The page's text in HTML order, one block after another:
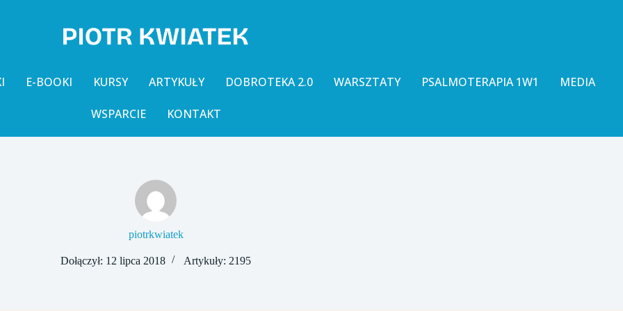
E-BOOKI KURSY ARTYKUŁY DOBROTEKA 2.0 WARSZTATY PSALMOTERAPIA 1W1 MEDIA
WSPARCIE KONTAKT
piotrkwiatek
Dołączył: 12 lipca 2018 Artykuły: 2195